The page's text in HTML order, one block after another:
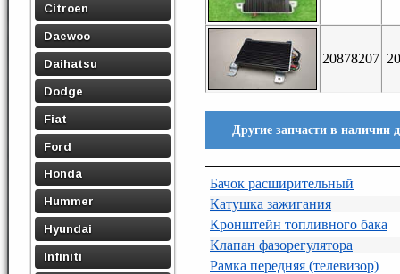
Citroen
Daewoo
Daihatsu
Dodge
Fiat
Ford
Honda
Hummer
Hyundai
Infiniti
20878207
Другие запчасти в наличии
Бачок расширительный
Катушка зажигания
Кронштейн топливного бака
Клапан фазорегулятора
Рамка передняя (телевизор)